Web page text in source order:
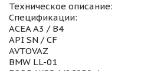
Техническое описание:
Спецификации:
ACEA A3 / B4
API SN / CF
AVTOVAZ
BMW LL-01